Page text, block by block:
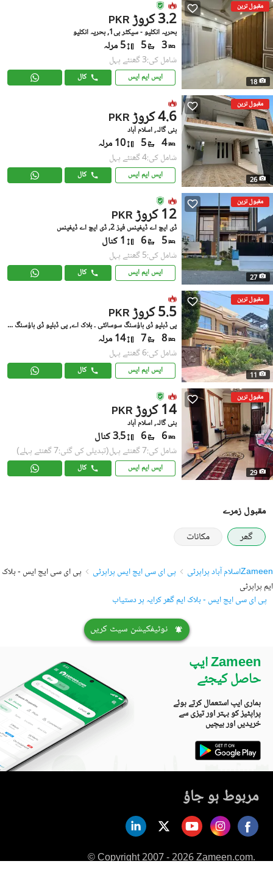
مقبول ترین
18
PKR 3.2 کروڑ
بحریہ انکلیو - سیکٹر بی1, بحریہ انکلیو
3
5 5 مرلہ
شامل کی:3 گھنٹے پہل
ایس ایم ایس کال
مقبول ترین
26
PKR 4.6 کروڑ
بنی گالہ, اسلام آباد
4
5 10 مرلہ
شامل کی:4 گھنٹے پہل
ایس ایم ایس کال
مقبول ترین
27
PKR 12 کروڑ
ڈی ایچ اے ڈیفینس فیز 2, ڈی ایچ اے ڈیفینس
5
6 1 کنال
شامل کی:5 گھنٹے پہل
ایس ایم ایس کال
مقبول ترین
11
PKR 5.5 کروڑ
پی ڈبلیو ڈی ہاؤسنگ سوسائٹی ۔ بلاک اے, پی ڈبلیو ڈی ہاؤسنگ سکیم
8
7 14 مرلہ
شامل کی:6 گھنٹے پہل
ایس ایم ایس کال
مقبول ترین
29
PKR 14 کروڑ
بنی گالہ, اسلام آباد
6
6 3.5 کنال
شامل کی:7 گھنٹے پہل (تبدیلی کی گئی:7 گھنٹے پہلے)
ایس ایم ایس کال
مقبول زمرے
گھر
مکانات
Zameenاسلام آباد پراپرٹی پی ای سی ایچ ایس پراپرٹی
پی ای سی ایچ ایس - بلاک
ایم پراپرٹی
پی ای سی ایچ ایس - بلاک ایم گھر کرایہ پر دستیاب
نوٹیفکیشن سیٹ کریں
Zameen ایپ
حاصل کیجئے
ہماری ایپ استعمال کرتے ہوئے
پراپٹیز کو بہتر اور تیزی سے
خریدیں اور بیچیں
مربوط ہو جاؤ
© Copyright 2007 - 2026 Zameen.com.